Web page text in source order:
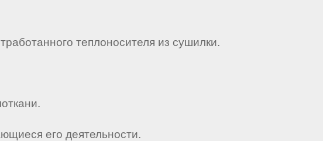
теплоносителя из сушилки.
его деятельности.